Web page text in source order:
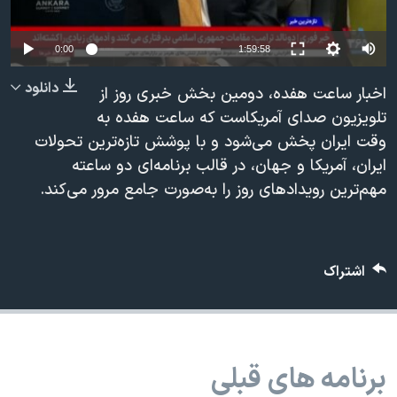
فرهنگ و زندگی
حقوق شهروندی
علم و فناوری
اسرائیل در جنگ
گالری عکس
مستندها
انتخابات ریاست جمهوری آمریکا ۲۰۲۴
رمز مهسا
ورزش زنان در ایران
اعتراضات زن، زندگی، آزادی
دادگاه حمید نوری
اعتراضات مردمی آبان ۹۸
دنبال کنید
زبانهای مختلف
Auto
240p
360p
480p
720p
1080p
0:00 1:59:58 Auto
480p
720p
دانلود
اخبار ساعت هفده، دومین بخش خبری روز از
تلویزیون صدای آمریکاست که ساعت هفده به
وقت ایران پخش می‌شود و با پوشش تازه‌ترین تحولات
ایران، آمریکا و جهان، در قالب برنامه‌ای دو ساعته
مهم‌ترین رویدادهای روز را به‌صورت جامع مرور می‌کند.
اشتراک
برنامه های قبلی